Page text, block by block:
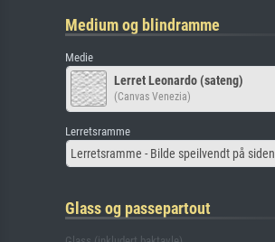
Medium og blindramme
Medie
Lerret Leonardo (sateng)
(Canvas Venezia)
Lerretsramme
Lerretsramme - Bilde speilvendt på siden
Glass og passepartout